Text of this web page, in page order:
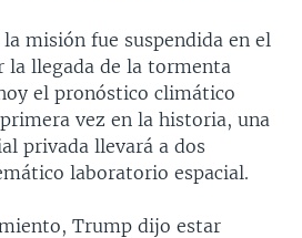
misión fue suspendida en el
llegada de la tormenta
el pronóstico climático
vez en la historia, una
privada llevará a dos
laboratorio espacial.
Trump dijo estar